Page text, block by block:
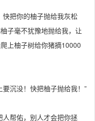
快把你的柚子抛给我灰松
子毫不犹豫地抛给我，让
上柚子树给你猪摘10000
沉没！快把柚子抛给我！”
人帮佑，别人才会把你拯